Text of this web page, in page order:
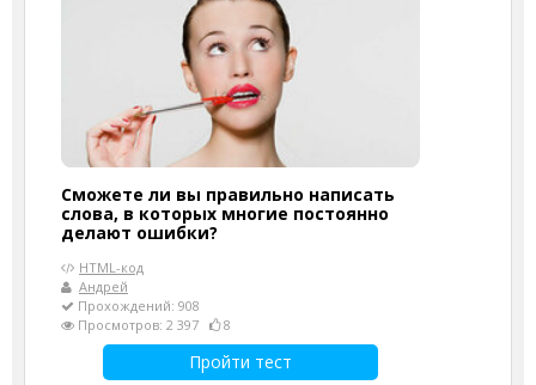
Сможете ли вы правильно написать
слова, в которых многие постоянно
делают ошибки?
HTML-код
Андрей
Прохождений: 908
Просмотров: 2 397
8
Пройти тест